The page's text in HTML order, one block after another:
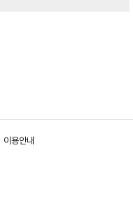
이용안내